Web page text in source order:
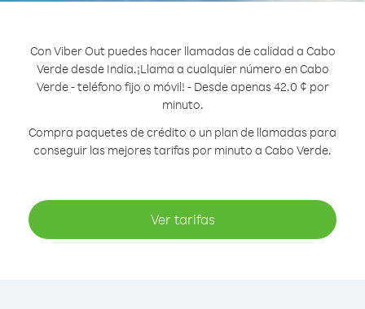
Con Viber Out puedes hacer llamadas de calidad a Cabo
Verde desde India.¡Llama a cualquier número en Cabo
Verde - teléfono fijo o móvil! - Desde apenas 42.0 ¢ por
minuto.
Compra paquetes de crédito o un plan de llamadas para
conseguir las mejores tarifas por minuto a Cabo Verde.
Ver tarifas